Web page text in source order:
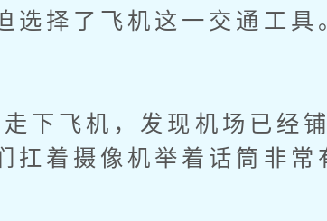
选择了飞机这一交通工具
飞机，发现机场已经铺
扛着摄像机举着话筒非常